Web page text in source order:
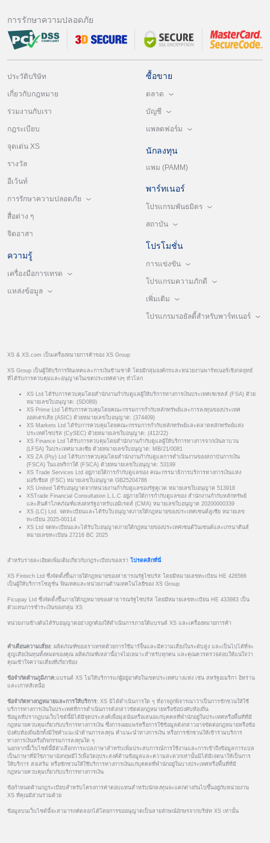
การรักษาความปลอดภัย
ประวัติบริษัท
เกี่ยวกับกฎหมาย
ร่วมงานกับเรา
กฎระเบียบ
จุดเด่น XS
รางวัล
อีเว้นท์
การรักษาความปลอดภัย
สื่อต่าง ๆ
จิตอาสา
ความรู้
เครื่องมือการเทรด
แหล่งข้อมูล
ซื้อขาย
ตลาด
บัญชี
แพลตฟอร์ม
นักลงทุน
แพม (PAMM)
พาร์ทเนอร์
โปรแกรมพันธมิตร
สถาบัน
โปรโมชั่น
การแข่งขัน
โปรแกรมความภักดี
เพิ่มเติม
โปรแกรมรอยัลตี้สำหรับพาร์ทเนอร์
XS & XS.com เป็นเครื่องหมายการค้าของ XS Group
XS Group เป็นผู้ให้บริการฟินเทคและการเงินข้ามชาติ โดยมีกลุ่มองค์กรและหน่วยงานพาร์ทเนอร์เชิงกลยุทธ์
ที่ได้รับการควบคุมและอนุญาตในเขตประเทศต่างๆ ทั่วโลก
XS Ltd ได้รับการควบคุมโดยสำนักงานกำกับดูแลผู้ให้บริการทางการเงินประเทศเซเชลส์ (FSA) ด้วย
หมายเลขใบอนุญาต: (SD089)
XS Prime Ltd ได้รับการควบคุมโดยคณะกรรมการกำกับหลักทรัพย์และการลงทุนของประเทศ
ออสเตรเลีย (ASIC) ด้วยหมายเลขใบอนุญาต: (374409)
XS Markets Ltd ได้รับการควบคุมโดยคณะกรรมการกำกับหลักทรัพย์และตลาดหลักทรัพย์แห่ง
ประเทศไซปรัส (CySEC) ด้วยหมายเลขใบอนุญาต: (412/22)
XS Finance Ltd ได้รับการควบคุมโดยสำนักงานกำกับดูแลผู้ให้บริการทางการจากเงินลาบวน
(LFSA) ในประเทศมาเลเซีย ด้วยหมายเลขใบอนุญาต: MB/21/0081
XS ZA (Pty) Ltd ได้รับการควบคุมโดยสำนักงานกำกับดูแลการดำเนินงานของสถาบันการเงิน
(FSCA) ในแอฟริกาใต้ (FSCA) ด้วยหมายเลขใบอนุญาต: 53199
XS Trade Services Ltd อยู่ภายใต้การกำกับดูแลของ คณะกรรมาธิการบริการทางการเงินแห่ง
มอริเชียส (FSC) หมายเลขใบอนุญาต GB25204786
XS United ได้รับอนุญาตจากหน่วยงานกำกับดูแลของรัฐคูเวต หมายเลขใบอนุญาต 513918
XSTrade Financial Consultation L.L.C อยู่ภายใต้การกำกับดูแลของ สำนักงานกำกับหลักทรัพย์
และสินค้าโภคภัณฑ์แห่งสหรัฐอาหรับเอมิเรตส์ (CMA) หมายเลขใบอนุญาต 20200000339
XS (LC) Ltd. จดทะเบียนและได้รับใบอนุญาตภายใต้กฎหมายของประเทศเซนต์ลูเซีย หมายเลข
ทะเบียน 2025-00114
XS Ltd จดทะเบียนและได้รับใบอนุญาตภายใต้กฎหมายของประเทศเซนต์วินเซนต์และเกรนาดีนส์
หมายเลขทะเบียน 27216 BC 2025
สำหรับรายละเอียดเพิ่มเติมเกี่ยวกับกฎระเบียบของเรา โปรดคลิกที่นี่
XS Fintech Ltd ซึ่งจัดตั้งขึ้นภายใต้กฎหมายของสาธารณรัฐไซปรัส โดยมีหมายเลขทะเบียน HE 426566
เป็นผู้ให้บริการโซลูชั่น ฟินเทคและหน่วยงานด้านเทคโนโลยีของ XS Group
Ficupay Ltd ซึ่งจัดตั้งขึ้นภายใต้กฎหมายของสาธารณรัฐไซปรัส โดยมีหมายเลขทะเบียน HE 433983 เป็น
ตัวแทนการชำระเงินของกลุ่ม XS
หน่วยงานข้างต้นได้รับอนุญาตอย่างถูกต้องให้ดำเนินการภายใต้แบรนด์ XS และเครื่องหมายการค้า
คำเตือนความเสี่ยง: ผลิตภัณฑ์ของเราเทรดด้วยการใช้มาร์จิ้นและมีความเสี่ยงในระดับสูง และเป็นไปได้ที่จะ
สูญเสียเงินทุนทั้งหมดของคุณ ผลิตภัณฑ์เหล่านี้อาจไม่เหมาะสำหรับทุกคน และคุณควรตรวจสอบให้แน่ใจว่า
คุณเข้าใจความเสี่ยงที่เกี่ยวข้อง
ข้อจำกัดด้านภูมิภาค: แบรนด์ XS ไม่ให้บริการแก่ผู้อยู่อาศัยในเขตประเทศบางแห่ง เช่น สหรัฐอเมริกา อิหร่าน
และเกาหลีเหนือ
ข้อจำกัดทางกฎหมายและการให้บริการ: XS มิได้ดำเนินการใด ๆ ที่อาจถูกพิจารณาว่าเป็นการชักชวนให้ใช้
บริการทางการเงินในประเทศที่การดำเนินการดังกล่าวขัดต่อกฎหมายหรือข้อบังคับท้องถิ่น
ข้อมูลที่ปรากฏบนเว็บไซต์นี้มิได้มีจุดประสงค์เพื่อมุ่งเน้นหรือเสนอแก่บุคคลที่พำนักอยู่ในประเทศหรือพื้นที่ที่มี
กฎหมายควบคุมเกี่ยวกับบริการทางการเงิน ซึ่งการเผยแพร่หรือการใช้ข้อมูลดังกล่าวอาจขัดต่อกฎหมายหรือข้อ
บังคับท้องถิ่นอีกทั้งมิใช่คำแนะนำด้านการลงทุน คำแนะนำทางการเงิน หรือการชักชวนให้เข้าร่วมบริการ
ทางการเงินหรือกิจกรรมการลงทุนใด ๆ
นอกจากนี้เว็บไซต์นี้มีตัวเลือกการแปลภาษาสำหรับเพิ่มประสบการณ์การใช้งานและการเข้าถึงข้อมูลการแปล
เป็นภาษาที่มิใช่ภาษาอังกฤษมีไว้เพื่อวัตถุประสงค์ด้านข้อมูลและความสะดวกเท่านั้นมิได้มีเจตนาให้เป็นการ
ให้บริการ ส่งเสริม หรือชักชวนให้ใช้บริการทางการเงินแก่บุคคลที่พำนักอยู่ในบางประเทศหรือพื้นที่ที่มี
กฎหมายควบคุมเกี่ยวกับบริการทางการเงิน
ข้อกำหนดด้านกฎระเบียบสำหรับโครงการค่าตอบแทนสำหรับนักลงทุนจะแตกต่างกันไปขึ้นอยู่กับหน่วยงาน
XS ที่คุณมีส่วนร่วมด้วย
ข้อมูลบนเว็บไซต์นี้จะสามารถคัดลอกได้โดยการขออนุญาตเป็นลายลักษณ์อักษรจากบริษัท XS เท่านั้น